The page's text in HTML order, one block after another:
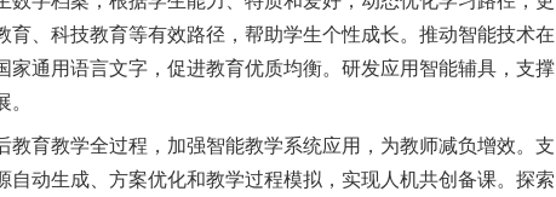
、科技教育等有效路径，帮助学生个性成长。推动智能技术在
通用语言文字，促进教育优质均衡。研发应用智能辅具，支撑
育教学全过程，加强智能教学系统应用，为教师减负增效。支
动生成、方案优化和教学过程模拟，实现人机共创备课。探索